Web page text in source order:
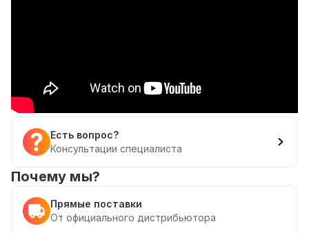
Есть вопрос?
Консультации специалиста
Почему мы?
Прямые поставки
От официального дистрибьютора